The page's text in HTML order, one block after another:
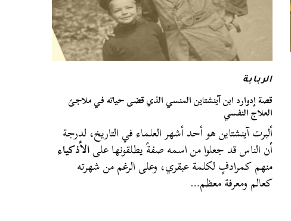
الربابة
قصة إدوارد ابن آينشتاين المنسي الذي قضى حياته في ملاجئ
العلاج النفسي
ألبرت آينشتاين هو أحد أشهر العلماء في التاريخ، لدرجة
أن الناس قد جعلوا من اسمه صفةً يطلقونها علىالأذكياء
منهم كمرادفٍ لكلمة عبقري، وعلى الرغم من شهرته
كعالم ومعرفة معظم…